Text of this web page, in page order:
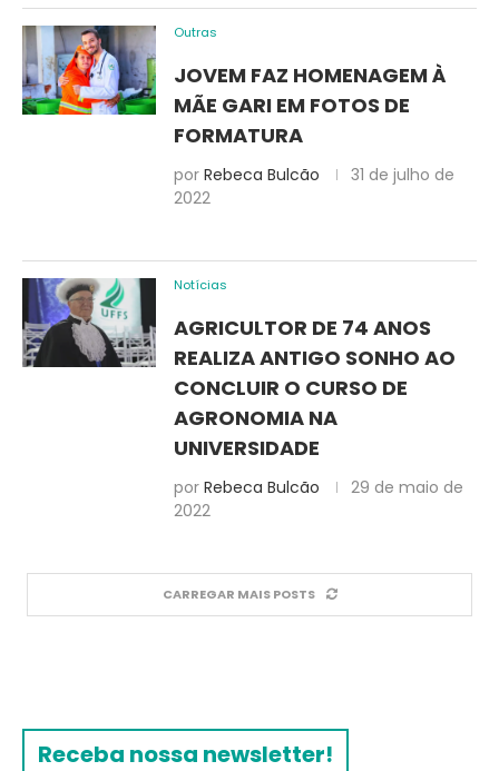
Outras
JOVEM FAZ HOMENAGEM À
MÃE GARI EM FOTOS DE
FORMATURA
por Rebeca Bulcão
31 de julho de
2022
Notícias
AGRICULTOR DE 74 ANOS
REALIZA ANTIGO SONHO AO
CONCLUIR O CURSO DE
AGRONOMIA NA
UNIVERSIDADE
por Rebeca Bulcão
29 de maio de
2022
CARREGAR MAIS POSTS
Receba nossa newsletter!